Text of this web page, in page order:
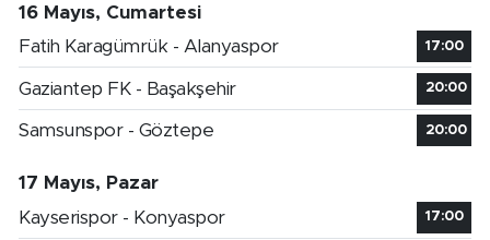
16 Mayıs, Cumartesi
Fatih Karagümrük - Alanyaspor
17:00
Gaziantep FK - Başakşehir 20:00
Samsunspor - Göztepe 20:00
17 Mayıs, Pazar
Kayserispor - Konyaspor
17:00